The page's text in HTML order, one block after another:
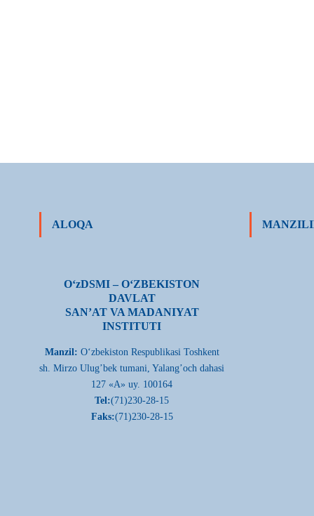
ALOQA
О‘zDSMI – О‘ZBEKISTON
DAVLAT
SAN’AT VA MADANIYAT
INSTITUTI
Manzil: О‘zbekiston Respublikasi Toshkent
sh. Mirzo Ulug’bek tumani, Yalang’och dahasi
127 «A» uy. 100164
Tel:(71)230-28-15
Faks:(71)230-28-15